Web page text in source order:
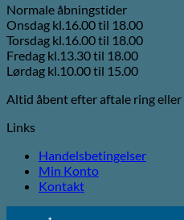
Normale åbningstider
Onsdag kl.16.00 til 18.00
Torsdag kl.16.00 til 18.00
Fredag kl.13.30 til 18.00
Lørdag kl.10.00 til 15.00
Altid åbent efter aftale ring
Links
Handelsbetingelser
Min Konto
Kontakt